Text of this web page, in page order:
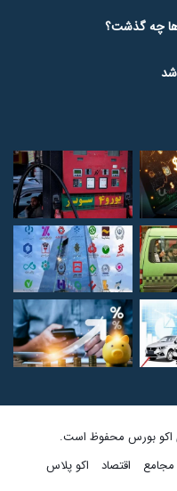
چه گذشت؟
شد
مجامع اقتصاد اکو پلاس